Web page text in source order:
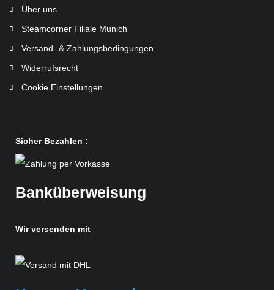
Über uns
Steamcorner Filiale Munich
Versand- & Zahlungsbedingungen
Widerrufsrecht
Cookie Einstellungen
Sicher Bezahlen :
Banküberweisung
Wir versenden mit